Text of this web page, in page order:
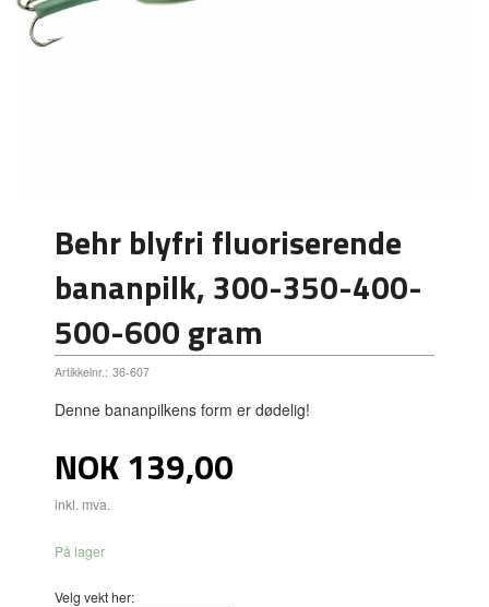
Behr blyfri fluoriserende
bananpilk, 300-350-400-
500-600 gram
Artikkelnr.: 36-607
Denne bananpilkens form er dødelig!
Pris
NOK139,00
inkl. mva.
På lager
Velg vekt her: